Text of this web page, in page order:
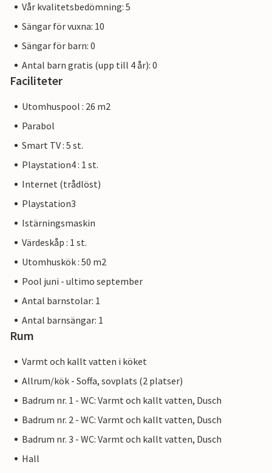
Vår kvalitetsbedömning: 5
Sängar för vuxna: 10
Sängar för barn: 0
Antal barn gratis (upp till 4 år): 0
Faciliteter
Utomhuspool : 26 m2
Parabol
Smart TV : 5 st.
Playstation4 : 1 st.
Internet (trådlöst)
Playstation3
Istärningsmaskin
Värdeskåp : 1 st.
Utomhuskök : 50 m2
Pool juni - ultimo september
Antal barnstolar: 1
Antal barnsängar: 1
Rum
Varmt och kallt vatten i köket
Allrum/kök - Soffa, sovplats (2 platser)
Badrum nr. 1 - WC: Varmt och kallt vatten, Dusch
Badrum nr. 2 - WC: Varmt och kallt vatten, Dusch
Badrum nr. 3 - WC: Varmt och kallt vatten, Dusch
Hall